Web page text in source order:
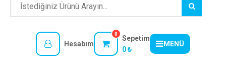
Hesabım
0
Sepetim
0 ₺
MENÜ